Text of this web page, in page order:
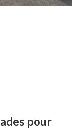
pour